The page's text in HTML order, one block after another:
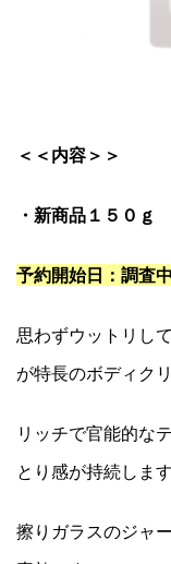
＜＜内容＞＞
・新商品１５０ｇ
予約開始日：調査中
思わずウットリし
が特長のボディク
リッチで官能的な
とり感が持続します
擦りガラスのジャ